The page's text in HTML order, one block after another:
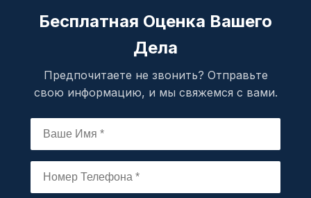
Бесплатная Оценка Вашего
Дела
Предпочитаете не звонить? Отправьте
свою информацию, и мы свяжемся с вами.